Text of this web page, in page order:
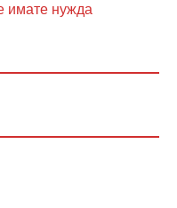
имате нужда